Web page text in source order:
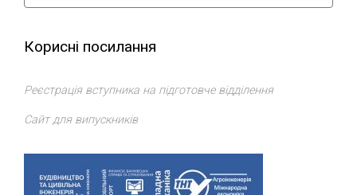
Корисні посилання
Реєстрація вступника на підготовче відділення
Сайт для випускників